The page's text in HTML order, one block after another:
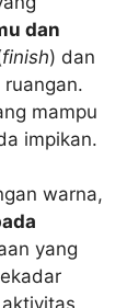
dan
finish) dan
mampu
impikan.
warna,
yang